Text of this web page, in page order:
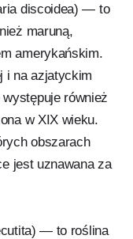
discoidea) — to
maruną,
amerykańskim.
i na azjatyckim
również
w XIX wieku.
obszarach
jest uznawana za
— to roślina